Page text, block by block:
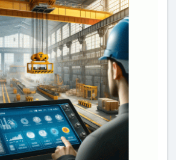
использования талей на
Подъём и перемещение